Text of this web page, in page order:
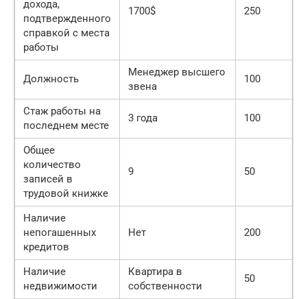
дохода,
подтвержденного
справкой с места
работы
1700$ 250
Должность
Менеджер высшего
звена
100
Стаж работы на
последнем месте
3 года 100
Общее
количество
записей в
трудовой книжке
9 50
Наличие
непогашенных
кредитов
Нет 200
Наличие
недвижимости
Квартира в
собственности
50